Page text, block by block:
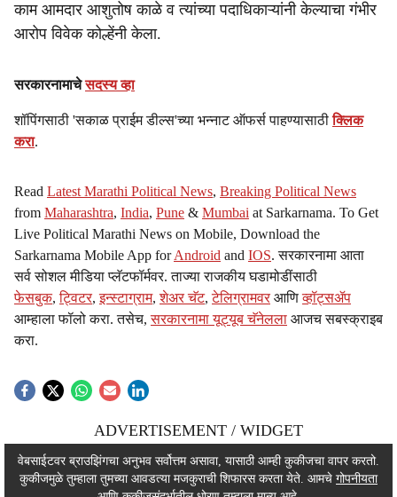
काम आमदार आशुतोष काळे व त्यांच्या पदाधिकाऱ्यांनी केल्याचा गंभीर
आरोप विवेक कोल्हेंनी केला.
सरकारनामाचेसदस्य व्हा
शॉपिंगसाठी 'सकाळ प्राईम डील्स'च्या भन्नाट ऑफर्स पाहण्यासाठीक्लिक
करा.
Read Latest Marathi Political News, Breaking Political News
from Maharashtra, India, Pune & Mumbai at Sarkarnama. To Get
Live Political Marathi News on Mobile, Download the
Sarkarnama Mobile App forAndroid and IOS. सरकारनामा आता
सर्व सोशल मीडिया प्लॅटफॉर्मवर. ताज्या राजकीय घडामोडींसाठी
फेसबुक,ट्विटर,इन्स्टाग्राम,शेअर चॅट,टेलिग्रामवर आणिव्हॉट्सॲप
आम्हाला फॉलो करा. तसेच,सरकारनामा यूट्यूब चॅनेलला आजच सबस्क्राइब
करा.
ADVERTISEMENT / WIDGET
ADVERTISEMENT / WIDGET
ADVERTISEMENT / WIDGET
वेबसाईटवर ब्राउझिंगचा अनुभव सर्वोत्तम असावा, यासाठी आम्ही कुकीजचा वापर करतो.
कुकीजमुळे तुम्हाला तुमच्या आवडत्या मजकुराची शिफारस करता येते. आमचे गोपनीयता